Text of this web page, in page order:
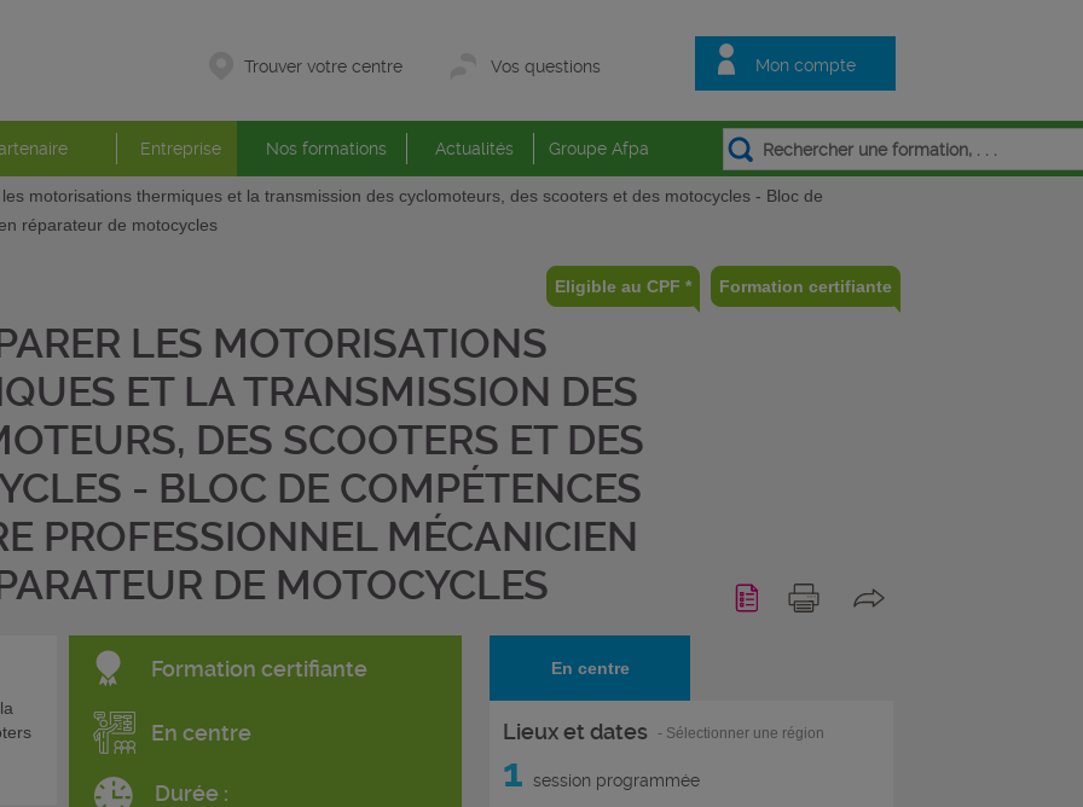
Mon compte
Trouver votre centre Vos questions
Entreprise Nos formations Actualités Groupe Afpa
motorisations thermiques et la transmission des cyclomoteurs, des scooters et des motocycles - Bloc de
réparateur de motocycles
Eligible au CPF * Formation certifiante
LES MOTORISATIONS
ET LA TRANSMISSION DES
DES SCOOTERS ET DES
- BLOC DE COMPÉTENCES
PROFESSIONNEL MÉCANICIEN
DE MOTOCYCLES
Formation certifiante
En centre
Durée :
En centre
Lieux et dates - Sélectionner une région
1 session programmée